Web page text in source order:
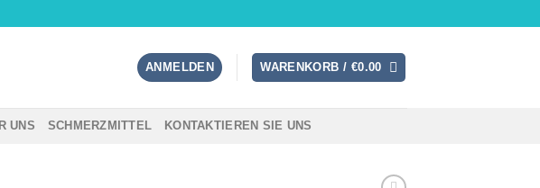
ANMELDEN WARENKORB / €0.00
UNS SCHMERZMITTEL KONTAKTIEREN SIE UNS